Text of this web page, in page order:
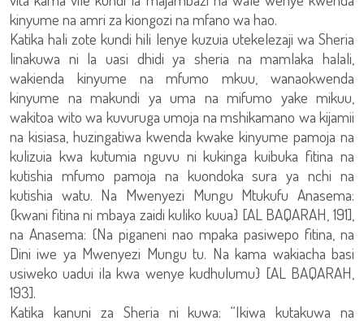
kinyume na amri za kiongozi na mfano wa hao.
Katika hali zote kundi hili lenye kuzuia utekelezaji wa Sheria
linakuwa ni la uasi dhidi ya sheria na mamlaka halali,
wakienda kinyume na mfumo mkuu, wanaokwenda
kinyume na makundi ya uma na mifumo yake mikuu,
wakitoa wito wa kuvuruga umoja na mshikamano wa kijamii
na kisiasa, huzingatiwa kwenda kwake kinyume pamoja na
kulizuia kwa kutumia nguvu ni kukinga kuibuka fitina na
kutishia mfumo pamoja na kuondoka sura ya nchi na
kutishia watu. Na Mwenyezi Mungu Mtukufu Anasema:
{kwani fitina ni mbaya zaidi kuliko kuua} [AL BAQARAH, 191],
na Anasema: {Na piganeni nao mpaka pasiwepo fitina, na
Dini iwe ya Mwenyezi Mungu tu. Na kama wakiacha basi
usiweko uadui ila kwa wenye kudhulumu} [AL BAQARAH,
193].
Katika kanuni za Sheria ni kuwa: “Ikiwa kutakuwa na